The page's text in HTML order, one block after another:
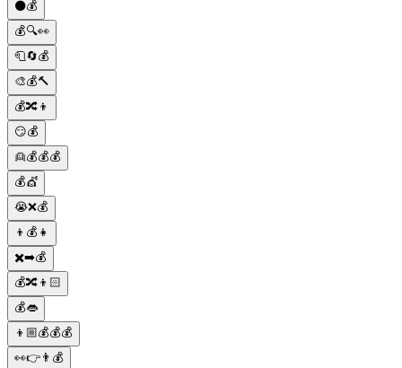
⚫💰
💰🔍👀
🧻🔄💰
🎨💰🔨
💰🔀👦
😏💰
👱💰💰💰
💰💇
😭❌💰
👦💰👧
✖️➡️💰
💰🔀👦🏻
💰👄
👦🏼💰💰💰
👀👉👨💰